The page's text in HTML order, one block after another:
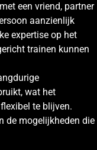
een vriend, partner
aanzienlijk
expertise op het
trainen kunnen
wat het
te blijven.
de mogelijkheden die